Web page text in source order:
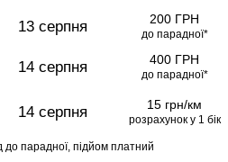
13 серпня
14 серпня
14 серпня
200 ГРН
до парадної*
400 ГРН
до парадної*
15 грн/км
розрахунок у 1 бік
до парадної, підйом платний